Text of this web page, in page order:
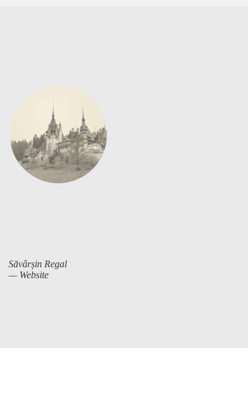
Săvârșin Regal
— Website